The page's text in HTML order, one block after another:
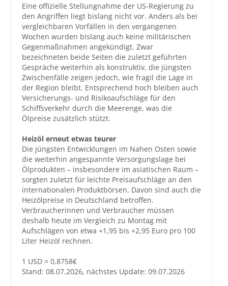
Eine offizielle Stellungnahme der US-Regierung zu
den Angriffen liegt bislang nicht vor. Anders als bei
vergleichbaren Vorfällen in den vergangenen
Wochen wurden bislang auch keine militärischen
Gegenmaßnahmen angekündigt. Zwar
bezeichneten beide Seiten die zuletzt geführten
Gespräche weiterhin als konstruktiv, die jüngsten
Zwischenfälle zeigen jedoch, wie fragil die Lage in
der Region bleibt. Entsprechend hoch bleiben auch
Versicherungs- und Risikoaufschläge für den
Schiffsverkehr durch die Meerenge, was die
Ölpreise zusätzlich stützt.
Heizöl erneut etwas teurer
Die jüngsten Entwicklungen im Nahen Osten sowie
die weiterhin angespannte Versorgungslage bei
Ölprodukten – insbesondere im asiatischen Raum –
sorgten zuletzt für leichte Preisaufschläge an den
internationalen Produktbörsen. Davon sind auch die
Heizölpreise in Deutschland betroffen.
Verbraucherinnen und Verbraucher müssen
deshalb heute im Vergleich zu Montag mit
Aufschlägen von etwa +1,95 bis +2,95 Euro pro 100
Liter Heizöl rechnen.
1 USD = 0,8758€
Stand: 08.07.2026, nächstes Update: 09.07.2026